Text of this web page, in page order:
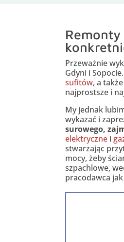
Przeważnie
Gdyni i
sufitów, a
najprostsze i
My jednak
wykazać i
surowego,
elektryczne i
stwarzając
mocy, żeby
szpachlowe,
pracodawca